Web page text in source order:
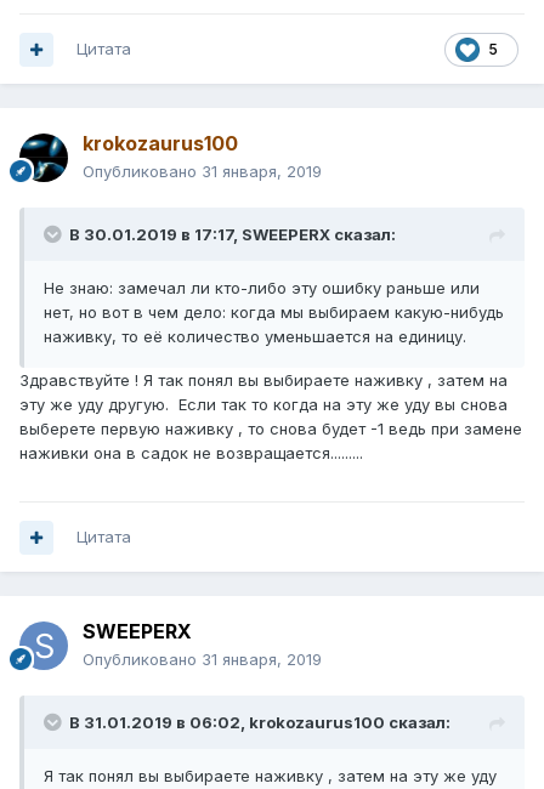
5
Цитата
krokozaurus100
Опубликовано 31 января, 2019
В 30.01.2019 в 17:17, SWEEPERX сказал:
Не знаю: замечал ли кто-либо эту ошибку раньше или
нет, но вот в чем дело: когда мы выбираем какую-нибудь
наживку, то её количество уменьшается на единицу.
Здравствуйте ! Я так понял вы выбираете наживку , затем на
эту же уду другую. Если так то когда на эту же уду вы снова
выберете первую наживку , то снова будет -1 ведь при замене
наживки она в садок не возвращается.........
Цитата
SWEEPERX
Опубликовано 31 января, 2019
В 31.01.2019 в 06:02, krokozaurus100 сказал:
Я так понял вы выбираете наживку , затем на эту же уду